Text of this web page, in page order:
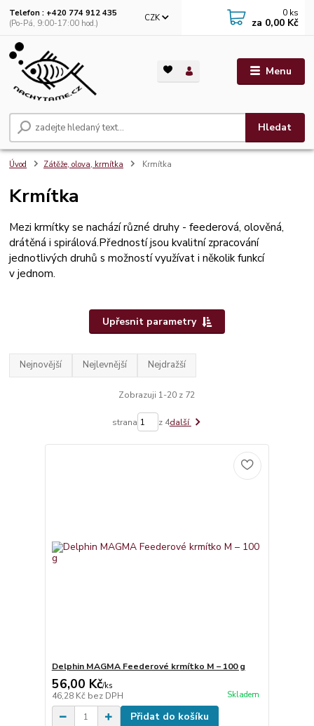
Menu
CZK
Hledat
Telefon : +420 774 912 435
(Po-Pá, 9:00-17:00 hod.)
0 ks
za 0,00 Kč
Úvod Zátěže, olova, krmítka Krmítka
Krmítka
Mezi krmítky se nachází různé druhy - feederová, olověná,
drátěná i spirálová.Předností jsou kvalitní zpracování
jednotlivých druhů s možností využívat i několik funkcí
v jednom.
Upřesnit parametry
Nejnovější Nejlevnější Nejdražší
Zobrazuji 1-20 z 72
strana z 4další
Delphin MAGMA Feederové krmítko M – 100 g
56,00 Kč/ks
46,28 Kč bez DPH Skladem
Přidat do košíku